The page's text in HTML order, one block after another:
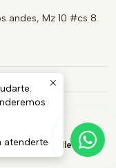
andes, Mz 10 #cs 8
por Jumpseller
atenderte